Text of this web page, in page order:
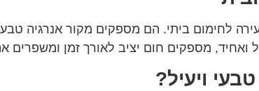
לחימום ביתי. הם מספקים מקור אנרגיה
מספקים חום יציב לאורך זמן ומשפרים
ויעיל?